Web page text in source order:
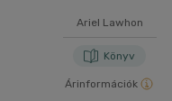
Ariel Lawhon
Könyv
Árinformációk